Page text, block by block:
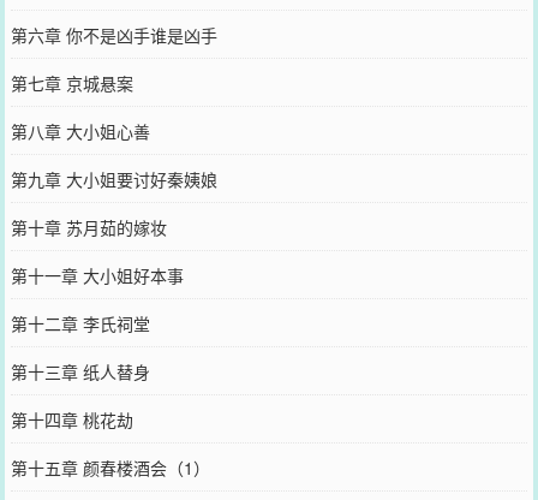
第六章 你不是凶手谁是凶手
第七章 京城悬案
第八章 大小姐心善
第九章 大小姐要讨好秦姨娘
第十章 苏月茹的嫁妆
第十一章 大小姐好本事
第十二章 李氏祠堂
第十三章 纸人替身
第十四章 桃花劫
第十五章 颜春楼酒会（1）